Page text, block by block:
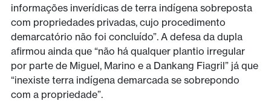
informações inverídicas de terra indígena sobreposta
com propriedades privadas, cujo procedimento
demarcatório não foi concluído”. A defesa da dupla
afirmou ainda que “não há qualquer plantio irregular
por parte de Miguel, Marino e a Dankang Fiagril” já que
“inexiste terra indígena demarcada se sobrepondo
com a propriedade”.